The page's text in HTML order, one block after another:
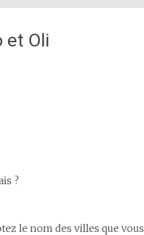
et Oli
?
le nom des villes que vous